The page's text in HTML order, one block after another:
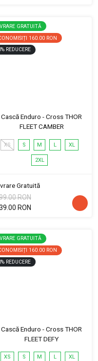
GRATUITĂ
160.00 RON
% REDUCERE
Cască Enduro - Cross THOR
FLEET CAMBER
XS S M L XL
2XL
Gratuită
RON
RON
GRATUITĂ
160.00 RON
% REDUCERE
Cască Enduro - Cross THOR
FLEET DEFY
XS S M L XL